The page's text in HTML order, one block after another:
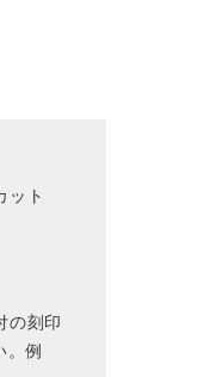
ット
の刻印
。例